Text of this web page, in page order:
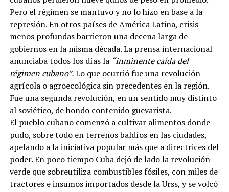
Pero el régimen se mantuvo y no lo hizo en base a la
represión. En otros países de América Latina, crisis
menos profundas barrieron una decena larga de
gobiernos en la misma década. La prensa internacional
anunciaba todos los días la “inminente caída del
régimen cubano”.Lo que ocurrió fue una revolución
agrícola o agroecológica sin precedentes en la región.
Fue una segunda revolución, en un sentido muy distinto
al soviético, de hondo contenido guevarista.
El pueblo cubano comenzó a cultivar alimentos donde
pudo, sobre todo en terrenos baldíos en las ciudades,
apelando a la iniciativa popular más que a directrices del
poder. En poco tiempo Cuba dejó de lado la revolución
verde que sobreutiliza combustibles fósiles, con miles de
tractores e insumos importados desde la Urss, y se volcó